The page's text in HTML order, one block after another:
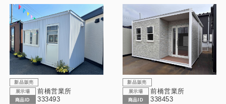
新品販売
展示場
前橋営業所
商品ID 333493
新品販売
展示場
前橋営業所
商品ID 338453